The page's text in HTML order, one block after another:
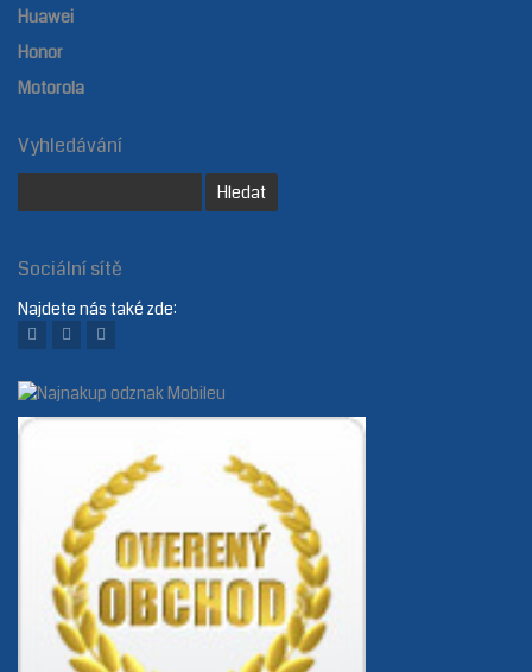
Huawei
Honor
Motorola
Vyhledávání
Sociální sítě
Najdete nás také zde: